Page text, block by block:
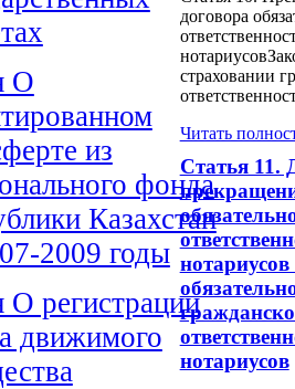
О
из
фонда
Казахстан
2009 годы
О регистрации
движимого
договора
страховании
Читать
Статья 11.
нотариусов